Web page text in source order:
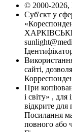
© 2000-2026,
Суб'єкт у
ХАРКІВСЬКЕ
сайті,
При
і світу» ,
відкрите
Посилання
повного або